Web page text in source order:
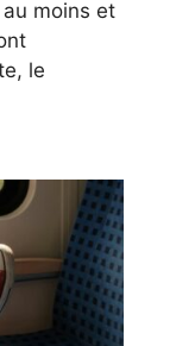
moins et
le